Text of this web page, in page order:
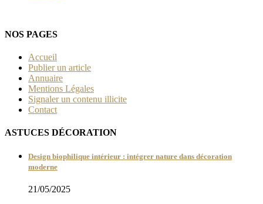
NOS PAGES
Accueil
Publier un article
Annuaire
Mentions Légales
Signaler un contenu illicite
Contact
ASTUCES DÉCORATION
Design biophilique intérieur : intégrer nature dans décoration
moderne
21/05/2025